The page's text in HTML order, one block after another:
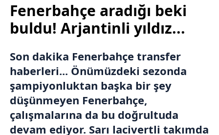
Fenerbahçe aradığı beki
buldu! Arjantinli yıldız...
Son dakika Fenerbahçe transfer
haberleri... Önümüzdeki sezonda
şampiyonluktan başka bir şey
düşünmeyen Fenerbahçe,
çalışmalarına da bu doğrultuda
devam ediyor. Sarı lacivertli takımda